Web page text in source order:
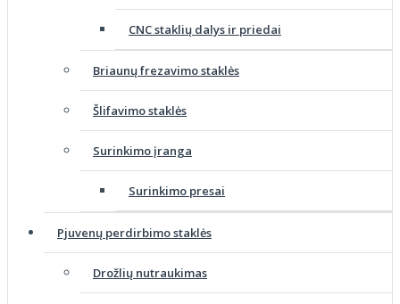
CNC staklių dalys ir priedai
Briaunų frezavimo staklės
Šlifavimo staklės
Surinkimo įranga
Surinkimo presai
Pjuvenų perdirbimo staklės
Drožlių nutraukimas